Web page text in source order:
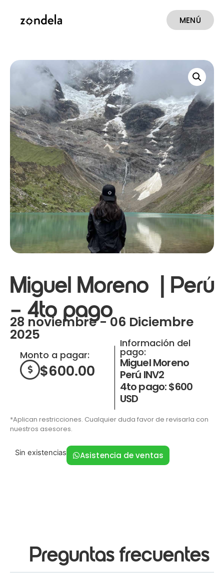
MENÚ
Miguel Moreno | Perú
– 4to pago
28 noviembre - 06 Diciembre
2025
Monto a pagar:
$600.00
Información del
pago:
Miguel Moreno
Perú INV2
4to pago: $600
USD
*Aplican restricciones. Cualquier duda favor de revisarla con
nuestros asesores.
Sin existencias Asistencia de ventas
Preguntas frecuentes